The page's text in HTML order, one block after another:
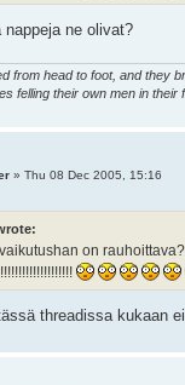
nappeja ne olivat?
from head to foot, and they
felling their own men in their
» Thu 08 Dec 2005, 15:16
on
threadissa kukaan